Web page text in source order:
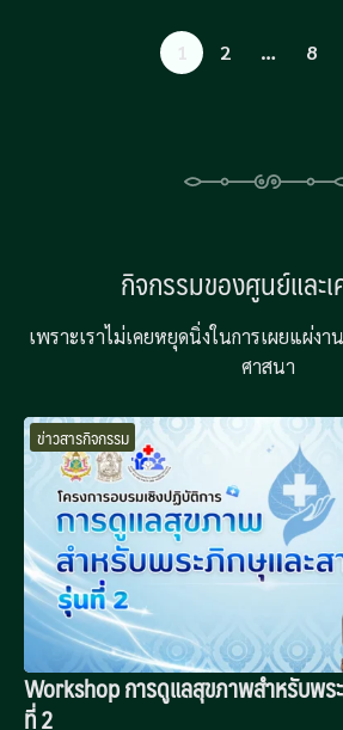
1 2 … 8
กิจกรรมของศูนย์และ
เพราะเราไม่เคยหยุดนิ่งในการเผยแผ่ง
ศาสนา
ข่าวสารกิจกรรม
Workshop การดูแลสุขภาพสำหรับพร
ที่ 2